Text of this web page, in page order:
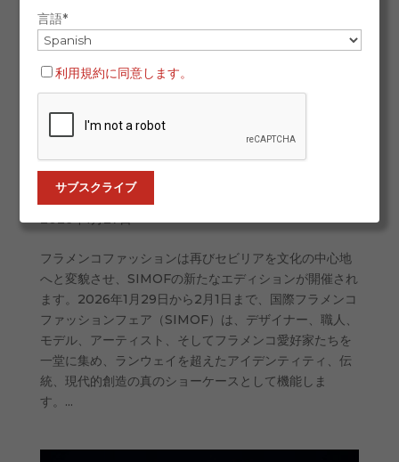
2026年1月27日
フラメンコファッションは再びセビリアを文化の中心地
へと変貌させ、SIMOFの新たなエディションが開催され
ます。2026年1月29日から2月1日まで、国際フラメンコ
ファッションフェア（SIMOF）は、デザイナー、職人、
モデル、アーティスト、そしてフラメンコ愛好家たちを
一堂に集め、ランウェイを超えたアイデンティティ、伝
統、現代的創造の真のショーケースとして機能しま
す。...
言語*
利用規約に同意します。